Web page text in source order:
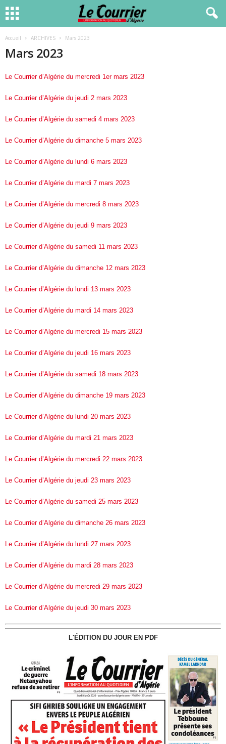
Accueil ARCHIVES Mars 2023
Mars 2023
Le Courrier d’Algérie du mercredi 1er mars 2023
Le Courrier d’Algérie du jeudi 2 mars 2023
Le Courrier d’Algérie du samedi 4 mars 2023
Le Courrier d’Algérie du dimanche 5 mars 2023
Le Courrier d’Algérie du lundi 6 mars 2023
Le Courrier d’Algérie du mardi 7 mars 2023
Le Courrier d’Algérie du mercredi 8 mars 2023
Le Courrier d’Algérie du jeudi 9 mars 2023
Le Courrier d’Algérie du samedi 11 mars 2023
Le Courrier d’Algérie du dimanche 12 mars 2023
Le Courrier d’Algérie du lundi 13 mars 2023
Le Courrier d’Algérie du mardi 14 mars 2023
Le Courrier d’Algérie du mercredi 15 mars 2023
Le Courrier d’Algérie du jeudi 16 mars 2023
Le Courrier d’Algérie du samedi 18 mars 2023
Le Courrier d’Algérie du dimanche 19 mars 2023
Le Courrier d’Algérie du lundi 20 mars 2023
Le Courrier d’Algérie du mardi 21 mars 2023
Le Courrier d’Algérie du mercredi 22 mars 2023
Le Courrier d’Algérie du jeudi 23 mars 2023
Le Courrier d’Algérie du samedi 25 mars 2023
Le Courrier d’Algérie du dimanche 26 mars 2023
Le Courrier d’Algérie du lundi 27 mars 2023
Le Courrier d’Algérie du mardi 28 mars 2023
Le Courrier d’Algérie du mercredi 29 mars 2023
Le Courrier d’Algérie du jeudi 30 mars 2023
L'ÉDITION DU JOUR EN PDF